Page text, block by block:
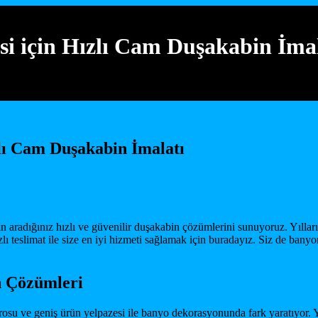
Hızlı Cam Duşakabin
Cam Duşakabin İmalatı
hızlı ve güvenilir duşakabin çözümlerini sunuyoruz.
teslimat ile size en iyi hizmeti sağlamak için buradayız. Siz de
Çözümleri
ve geniş ürün yelpazesi ile banyo dekorasyonunda fark